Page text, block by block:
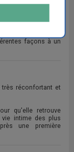
résultats obtenus
façons à un
réconfortant et
qu'elle retrouve
intime des plus
une première